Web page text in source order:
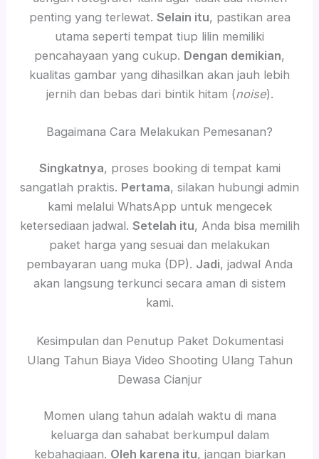
penting yang terlewat. Selain itu, pastikan area
utama seperti tempat tiup lilin memiliki
pencahayaan yang cukup. Dengan demikian,
kualitas gambar yang dihasilkan akan jauh lebih
jernih dan bebas dari bintik hitam (noise).
Bagaimana Cara Melakukan Pemesanan?
Singkatnya, proses booking di tempat kami
sangatlah praktis. Pertama, silakan hubungi admin
kami melalui WhatsApp untuk mengecek
ketersediaan jadwal. Setelah itu, Anda bisa memilih
paket harga yang sesuai dan melakukan
pembayaran uang muka (DP). Jadi, jadwal Anda
akan langsung terkunci secara aman di sistem
kami.
Kesimpulan dan Penutup Paket Dokumentasi
Ulang Tahun Biaya Video Shooting Ulang Tahun
Dewasa Cianjur
Momen ulang tahun adalah waktu di mana
keluarga dan sahabat berkumpul dalam
kebahagiaan. Oleh karena itu, jangan biarkan